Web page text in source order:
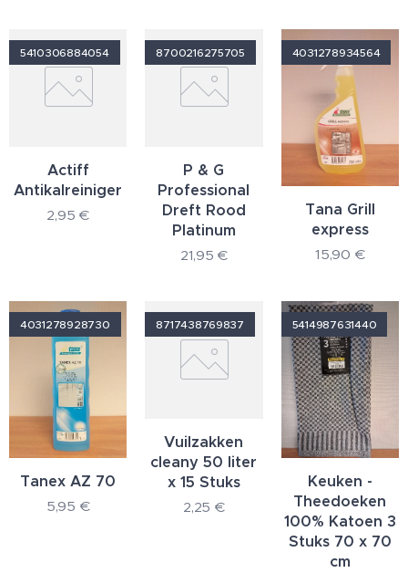
Actiff
Antikalreiniger
5410306884054
2,95 €
P & G
Professional
Dreft Rood
Platinum
8700216275705
21,95 €
Tana Grill
express
4031278934564
15,90 €
Tanex AZ 70
4031278928730
5,95 €
Vuilzakken
cleany 50 liter
x 15 Stuks
8717438769837
2,25 €
Keuken -
Theedoeken
100% Katoen 3
Stuks 70 x 70
cm
5414987631440